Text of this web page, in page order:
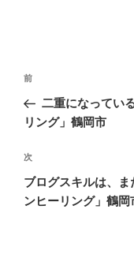
投
ナ
ゲ
ー
シ
前
の
投
前
二重になってい
リング」鶴岡市
次
の
投
次
ブログスキルは、
ンヒーリング」鶴岡